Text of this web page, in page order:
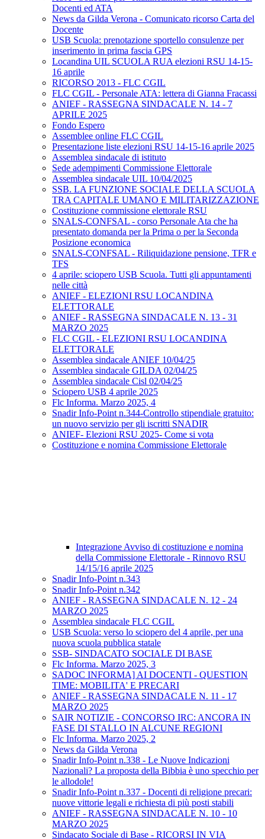
Docenti ed ATA
News da Gilda Verona - Comunicato ricorso Carta del
Docente
USB Scuola: prenotazione sportello consulenze per
inserimento in prima fascia GPS
Locandina UIL SCUOLA RUA elezioni RSU 14-15-
16 aprile
RICORSO 2013 - FLC CGIL
FLC CGIL - Personale ATA: lettera di Gianna Fracassi
ANIEF - RASSEGNA SINDACALE N. 14 - 7
APRILE 2025
Fondo Espero
Assemblee online FLC CGIL
Presentazione liste elezioni RSU 14-15-16 aprile 2025
Assemblea sindacale di istituto
Sede adempimenti Commissione Elettorale
Assemblea sindacale UIL 10/04/2025
SSB. LA FUNZIONE SOCIALE DELLA SCUOLA
TRA CAPITALE UMANO E MILITARIZZAZIONE
Costituzione commissione elettorale RSU
SNALS-CONFSAL - corso Personale Ata che ha
presentato domanda per la Prima o per la Seconda
Posizione economica
SNALS-CONFSAL - Riliquidazione pensione, TFR e
TFS
4 aprile: sciopero USB Scuola. Tutti gli appuntamenti
nelle città
ANIEF - ELEZIONI RSU LOCANDINA
ELETTORALE
ANIEF - RASSEGNA SINDACALE N. 13 - 31
MARZO 2025
FLC CGIL - ELEZIONI RSU LOCANDINA
ELETTORALE
Assemblea sindacale ANIEF 10/04/25
Assemblea sindacale GILDA 02/04/25
Assemblea sindacale Cisl 02/04/25
Sciopero USB 4 aprile 2025
Flc Informa. Marzo 2025, 4
Snadir Info-Point n.344-Controllo stipendiale gratuito:
un nuovo servizio per gli iscritti SNADIR
ANIEF- Elezioni RSU 2025- Come si vota
Costituzione e nomina Commissione Elettorale
Integrazione Avviso di costituzione e nomina
della Commissione Elettorale - Rinnovo RSU
14/15/16 aprile 2025
Snadir Info-Point n.343
Snadir Info-Point n.342
ANIEF - RASSEGNA SINDACALE N. 12 - 24
MARZO 2025
Assemblea sindacale FLC CGIL
USB Scuola: verso lo sciopero del 4 aprile, per una
nuova scuola pubblica statale
SSB- SINDACATO SOCIALE DI BASE
Flc Informa. Marzo 2025, 3
SADOC INFORMA] AI DOCENTI - QUESTION
TIME: MOBILITA' E PRECARI
ANIEF - RASSEGNA SINDACALE N. 11 - 17
MARZO 2025
SAIR NOTIZIE - CONCORSO IRC: ANCORA IN
FASE DI STALLO IN ALCUNE REGIONI
Flc Informa. Marzo 2025, 2
News da Gilda Verona
Snadir Info-Point n.338 - Le Nuove Indicazioni
Nazionali? La proposta della Bibbia è uno specchio per
le allodole!
Snadir Info-Point n.337 - Docenti di religione precari:
nuove vittorie legali e richiesta di più posti stabili
ANIEF - RASSEGNA SINDACALE N. 10 - 10
MARZO 2025
Sindacato Sociale di Base - RICORSI IN VIA